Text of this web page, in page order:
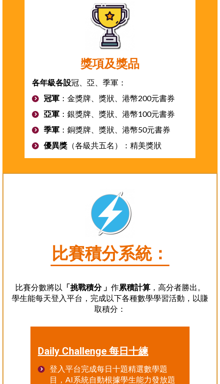
獎項及獎品
各年級各設冠、亞、季軍：
冠軍 ：金獎牌、獎狀、港幣200元書券
亞軍 ：銀獎牌、獎狀、港幣100元書券
季軍 ：銅獎牌、獎狀、港幣50元書券
優異獎 （各級共五名）：精美獎狀
比賽積分系統：
比賽分數將以 「挑戰積分 」 作累積計算，高分者勝出。
學生能每天登入平台，完成以下各種數學學習活動，以賺
取積分：
Daily Challenge 每日十練
登入平台完成每日十題精選數學題
目，AI系統自動根據學生能力發放題